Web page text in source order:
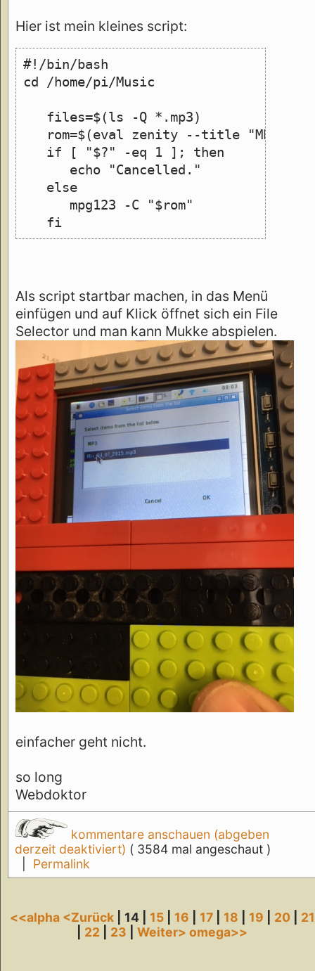
Hier ist mein kleines script:
#!/bin/bash
cd /home/pi/Music
   files=$(ls -Q *.mp3)
rom=$(eval zenity --title
   if [ "$?" -eq 1 ]; then
      echo "Cancelled."
   else
      mpg123 -C "$rom"
   fi
Als script startbar machen, in das Menü
einfügen und auf Klick öffnet sich ein File
Selector und man kann Mukke abspielen.
einfacher geht nicht.
so long
Webdoktor
kommentare anschauen (abgeben
derzeit deaktiviert) ( 3584 mal angeschaut )
Permalink
<<alpha <Zurück | 14 | 15| 16 17| 18 19 20| 21
22 23 |Weiter>omega>>